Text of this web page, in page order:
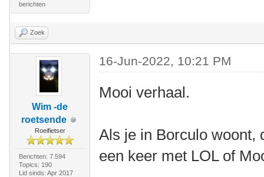
berichten
Zoek
Wim -de
roetsende
Roeifietser
Berichten: 7.594
Topics: 190
Lid sinds: Apr 2017
16-Jun-2022, 10:21 PM
Mooi verhaal.
Als je in Borculo woont,
een keer met LOL of